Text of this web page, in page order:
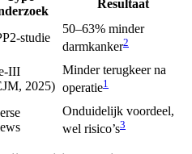
Resultaat
studie
50–63% minder
darmkanker2
III
2025)
Minder terugkeer na
operatie1
Onduidelijk voordeel,
wel risico’s3